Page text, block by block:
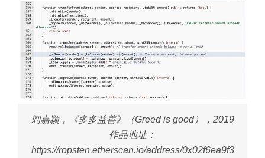
刘嘉颖，《多多益善》（Greed is good），2019
作品地址：
https://ropsten.etherscan.io/address/0x02f6ea9f3